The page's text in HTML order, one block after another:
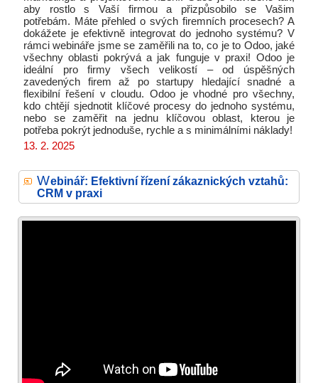
aby rostlo s Vaší firmou a přizpůsobilo se Vašim
potřebám. Máte přehled o svých firemních procesech? A
dokážete je efektivně integrovat do jednoho systému? V
rámci webináře jsme se zaměřili na to, co je to Odoo, jaké
všechny oblasti pokrývá a jak funguje v praxi! Odoo je
ideální pro firmy všech velikostí – od úspěšných
zavedených firem až po startupy hledající snadné a
flexibilní řešení v cloudu. Odoo je vhodné pro všechny,
kdo chtějí sjednotit klíčové procesy do jednoho systému,
nebo se zaměřit na jednu klíčovou oblast, kterou je
potřeba pokrýt jednoduše, rychle a s minimálními náklady!
13. 2. 2025
Webinář: Efektivní řízení zákaznických vztahů:
CRM v praxi